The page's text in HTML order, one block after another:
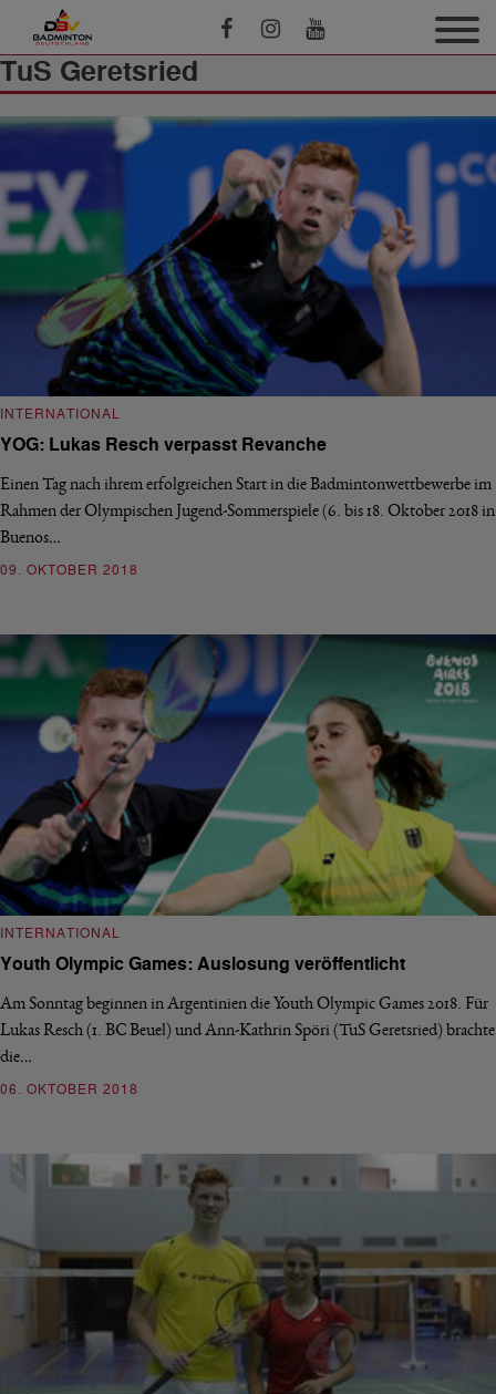
TuS Geretsried
INTERNATIONAL
YOG: Lukas Resch verpasst Revanche
Einen Tag nach ihrem erfolgreichen Start in die Badmintonwettbewerbe im
Rahmen der Olympischen Jugend-Sommerspiele (6. bis 18. Oktober 2018 in
Buenos…
09. OKTOBER 2018
INTERNATIONAL
Youth Olympic Games: Auslosung veröffentlicht
Am Sonntag beginnen in Argentinien die Youth Olympic Games 2018. Für
Lukas Resch (1. BC Beuel) und Ann-Kathrin Spöri (TuS Geretsried) brachte
die…
06. OKTOBER 2018